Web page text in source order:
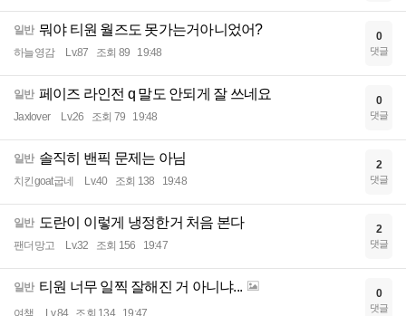
일반 뭐야 티원 월즈도 못가는거아니었어?
하늘영감 Lv.87 조회 89 19:48
0
댓글
일반 페이즈 라인전 q 말도 안되게 잘 쓰네요
Jaxlover Lv.26 조회 79 19:48
0
댓글
일반 솔직히 밴픽 문제는 아님
치킨goat굽네 Lv.40 조회 138 19:48
2
댓글
일반 도란이 이렇게 냉정한거 처음 본다
팬더망고 Lv.32 조회 156 19:47
2
댓글
일반 티원 너무 일찍 잘해진 거 아니냐...
여챔 Lv.84 조회 134 19:47
0
댓글